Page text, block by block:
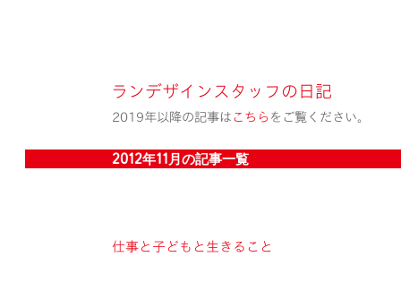
ランデザインスタッフの日記
2019年以降の記事は こちら をご覧ください。
2012年11月の記事一覧
仕事と子どもと生きること